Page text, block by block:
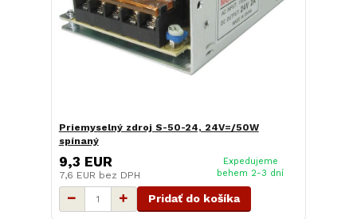
Priemyselný zdroj S-50-24, 24V=/50W
spínaný
9,3 EUR
7,6 EUR bez DPH
Expedujeme
behem 2-3 dní
Pridať do košíka